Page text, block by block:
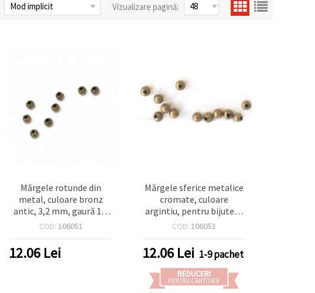
Vizualizare pagină:
Mărgele rotunde din
metal, culoare bronz
antic, 3,2 mm, gaură 1,3
mm, set 200 bucăți
COD: 106051
12.06 Lei
Mărgele sferice metalice
cromate, culoare
argintiu, pentru bijuterii
DIY/handmade și craft, 4
Pachet 100 bucăți
COD: 106053
12.06Lei 1-9 pachet
REDUCERI
PENTRU CANTITATE